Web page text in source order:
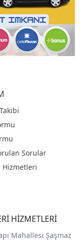
Sorular
Hizmetleri
HİZMETLERİ
Mahallesi Şaşmaz